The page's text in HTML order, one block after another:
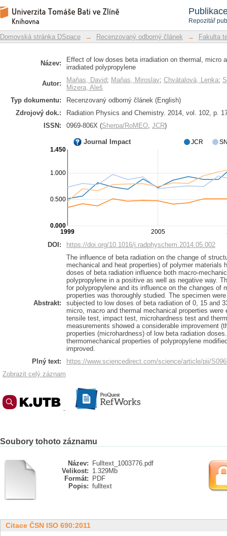
Repozitář
Effect of low doses beta irradiation
properties of irradiated polypropylene
Repozitář DSpace/Manakin
Domovská stránka DSpace → Recenzovaný odborný článek → Fakulta
Název:
Effect of low doses beta irradiation on thermal, micro
irradiated polypropylene
Autor: Maňas, David; Maňas, Miroslav; Chvátalová, Lenka;
Mizera, Aleš
Typ dokumentu:
Recenzovaný odborný článek (English)
Zdrojový dok.:
Radiation Physics and Chemistry. 2014, vol. 102, p.
ISSN:
0969-806X (Sherpa/RoMEO, JCR)
Journal Impact
2005
1999
0.500
1.000
0.000
1.450
JCR
DOI: https://doi.org/10.1016/j.radphyschem.2014.05.002
Abstrakt:
The influence of beta radiation on the change of
mechanical and heat properties) of polymer materials
doses of beta radiation influence both macro-
polypropylene in a positive as well as negative way.
for polypropylene and its influence on the changes of
properties was thoroughly studied. The specimen
subjected to low doses of beta radiation of 0, 15 and
micro, macro and thermal mechanical properties
tensile test, impact test, microhardness test and
measurements showed a considerable improvement
properties (microhardness) of low beta radiation
thermomechanical properties of polypropylene
improved.
Plný text:
https://www.sciencedirect.com/science/article/pii/
Zobrazit celý záznam
Soubory tohoto záznamu
Název:
Fulltext_1003776.pdf
Velikost: 1.329Mb
Formát:
PDF
Popis: fulltext
Citace ČSN ISO 690:2011